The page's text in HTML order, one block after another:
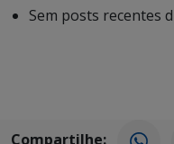
Sem posts recentes
Compartilhe: